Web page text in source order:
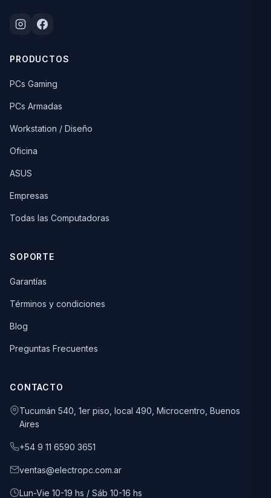
PRODUCTOS
PCs Gaming
PCs Armadas
Workstation / Diseño
Oficina
ASUS
Empresas
Todas las Computadoras
SOPORTE
Garantías
Términos y condiciones
Blog
Preguntas Frecuentes
CONTACTO
Tucumán 540, 1er piso, local 490, Microcentro, Buenos
Aires
+54 9 11 6590 3651
ventas@electropc.com.ar
Lun-Vie 10-19 hs / Sáb 10-16 hs